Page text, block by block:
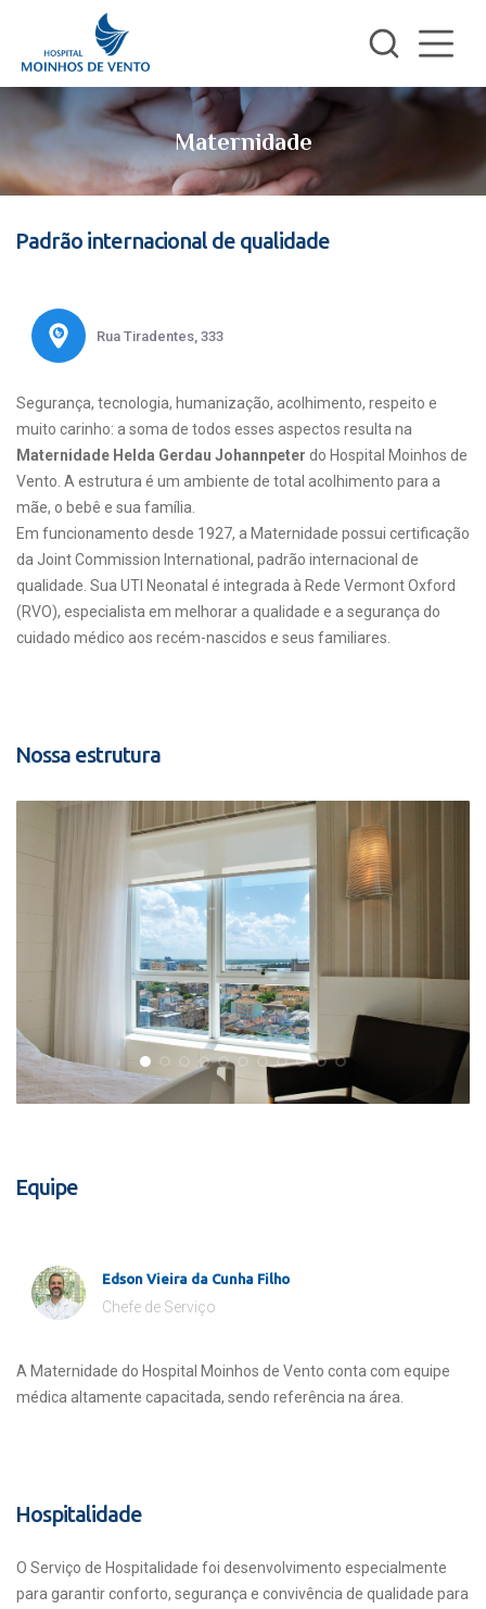
Maternidade
Padrão internacional de qualidade
Rua Tiradentes, 333
Segurança, tecnologia, humanização, acolhimento, respeito e
muito carinho: a soma de todos esses aspectos resulta na
Maternidade Helda Gerdau Johannpeter do Hospital Moinhos de
Vento. A estrutura é um ambiente de total acolhimento para a
mãe, o bebê e sua família.
Em funcionamento desde 1927, a Maternidade possui certificação
da Joint Commission International, padrão internacional de
qualidade. Sua UTI Neonatal é integrada à Rede Vermont Oxford
(RVO), especialista em melhorar a qualidade e a segurança do
cuidado médico aos recém-nascidos e seus familiares.
Nossa estrutura
Equipe
Edson Vieira da Cunha Filho
Chefe de Serviço
A Maternidade do Hospital Moinhos de Vento conta com equipe
médica altamente capacitada, sendo referência na área.
Hospitalidade
O Serviço de Hospitalidade foi desenvolvimento especialmente
para garantir conforto, segurança e convivência de qualidade para